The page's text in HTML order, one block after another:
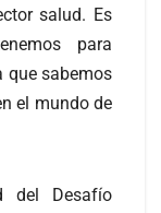
salud. Es
para
que sabemos
el mundo de
del Desafío